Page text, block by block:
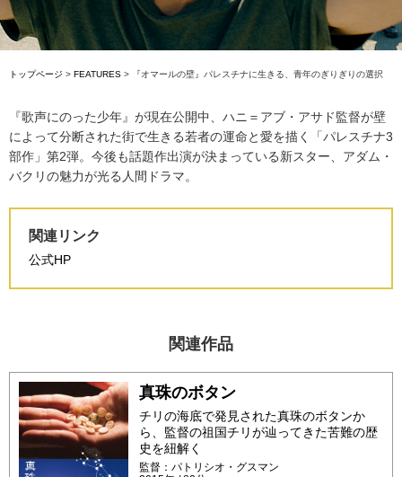
トップページ > FEATURES > 『オマールの壁』パレスチナに生きる、青年のぎりぎりの選択
『歌声にのった少年』が現在公開中、ハニ＝アブ・アサド監督が壁
によって分断された街で生きる若者の運命と愛を描く「パレスチナ3
部作」第2弾。今後も話題作出演が決まっている新スター、アダム・
バクリの魅力が光る人間ドラマ。
関連リンク
公式HP
関連作品
真珠のボタン
チリの海底で発見された真珠のボタンか
ら、監督の祖国チリが辿ってきた苦難の歴
史を紐解く
監督：パトリシオ・グスマン